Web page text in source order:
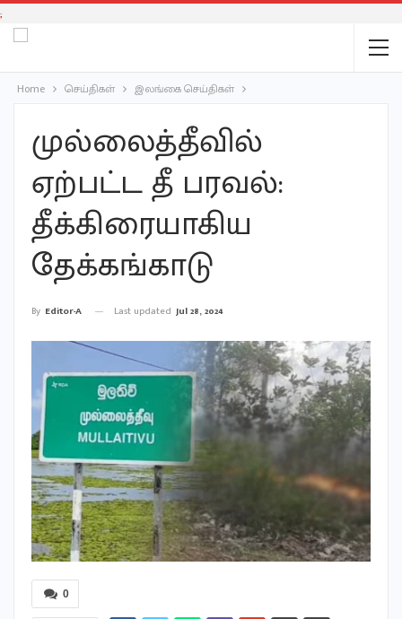
;
Home செய்திகள் இலங்கை செய்திகள்
முல்லைத்தீவில்
ஏற்பட்ட தீ பரவல்:
தீக்கிரையாகிய
தேக்கங்காடு
By Editor-A Last updated Jul 28, 2024
0